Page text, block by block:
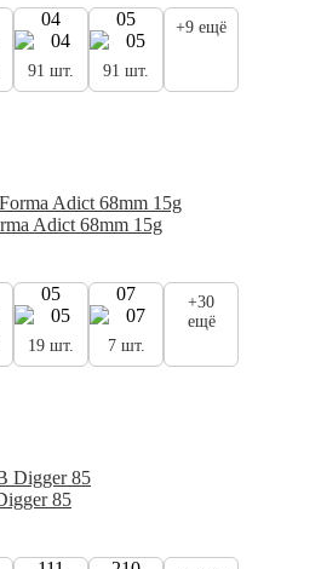
04
91 шт.
05
91 шт.
+9 ещё
Adict 68mm 15g
05
19 шт.
07
7 шт.
+30
ещё
85